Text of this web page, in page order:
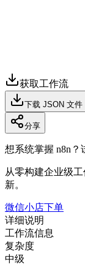
获取工作流
下载 JSON 文件
分享
想系统掌握 n8n？
从零构建企业级
新。
微信小店下单
详细说明
工作流信息
复杂度
中级